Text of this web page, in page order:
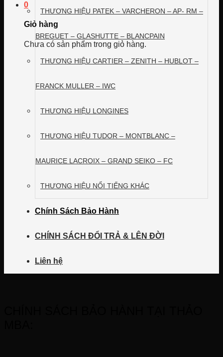
0
Giỏ hàng
Chưa có sản phẩm trong giỏ hàng.
THƯƠNG HIỆU PATEK – VARCHERON – AP- RM –
BREGUET – GLASHUTTE – BLANCPAIN
THƯƠNG HIỆU CARTIER – ZENITH – HUBLOT –
FRANCK MULLER – IWC
THƯƠNG HIỆU LONGINES
THƯƠNG HIỆU TUDOR – MONTBLANC –
MAURICE LACROIX – GRAND SEIKO – FC
THƯƠNG HIỆU NỔI TIẾNG KHÁC
Chính Sách Bảo Hành
CHÍNH SÁCH ĐỔI TRẢ & LÊN ĐỜI
Liên hệ